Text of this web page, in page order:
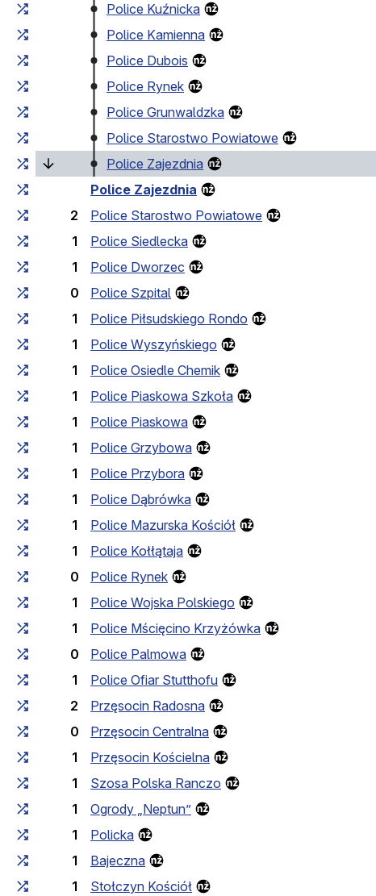
Police Kuźnicka
Police Kamienna
Police Dubois
Police Rynek
Police Grunwaldzka
Police Starostwo Powiatowe
Police Zajezdnia
Police Zajezdnia
2
Police Starostwo Powiatowe
1
Police Siedlecka
1
Police Dworzec
0
Police Szpital
1
Police Piłsudskiego Rondo
1
Police Wyszyńskiego
1
Police Osiedle Chemik
1
Police Piaskowa Szkoła
1
Police Piaskowa
1
Police Grzybowa
1
Police Przybora
1
Police Dąbrówka
1
Police Mazurska Kościół
1
Police Kołłątaja
0
Police Rynek
1
Police Wojska Polskiego
1
Police Mścięcino Krzyżówka
0
Police Palmowa
1
Police Ofiar Stutthofu
2
Przęsocin Radosna
0
Przęsocin Centralna
1
Przęsocin Kościelna
1
Szosa Polska Ranczo
1
Ogrody „Neptun”
1
Policka
1
Bajeczna
1
Stołczyn Kościół